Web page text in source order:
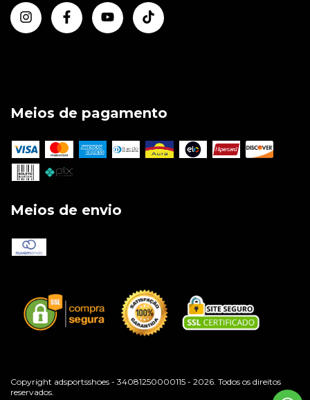
Meios de pagamento
Meios de envio
Copyright adsportsshoes - 34081250000115 - 2026. Todos os direitos
reservados.